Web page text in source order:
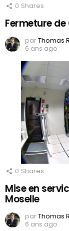
0 Shares
Fermeture
parThomas
6 ans ago
0 Shares
Mise en
Moselle
parThomas
6 ans ago